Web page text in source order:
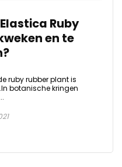
Ruby
en te
ruby rubber plant is
botanische kringen